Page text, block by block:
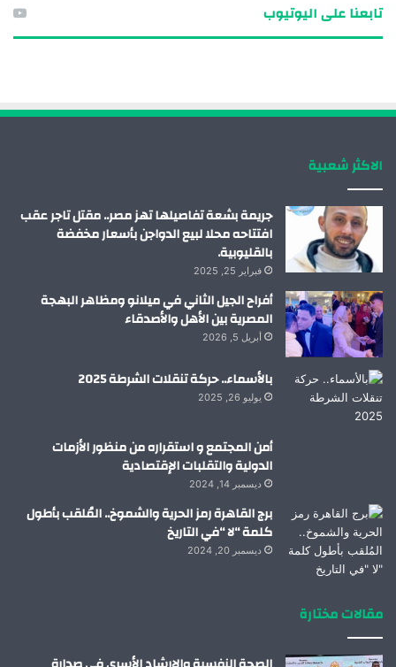
تابعنا على اليوتيوب
الاكثر شعبية
جريمة بشعة تفاصيلها تهز مصر.. مقتل تاجر عقب
افتتاحه محلا لبيع الدواجن بأسعار مخفضة
بالقليوبية.
فبراير 25, 2025
أفراح الجيل الثاني في ميلانو ومظاهر البهجة
المصرية بين الأهل والأصدقاء
أبريل 5, 2026
بالأسماء.. حركة تنقلات الشرطة 2025
يوليو 26, 2025
أمن المجتمع و استقراره من منظور الأزمات
الدولية والتقلبات الإقتصادية
ديسمبر 14, 2024
برج القاهرة رمز الحرية والشموخ.. المُلقب بأطول
كلمة “لا “في التاريخ
ديسمبر 20, 2024
مقالات مختارة